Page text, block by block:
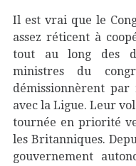
Il est vrai que le
assez réticent à
tout au long des
ministres du
démissionnèrent
avec la Ligue. Leur
tournée en priorité
les Britanniques.
gouvernement